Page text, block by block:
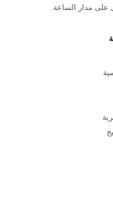
على مدار الساعة.